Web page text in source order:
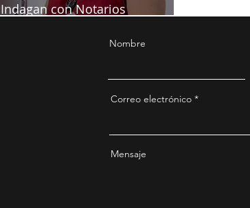
Indagan con Notarios
Nombre
Correo electrónico
Mensaje